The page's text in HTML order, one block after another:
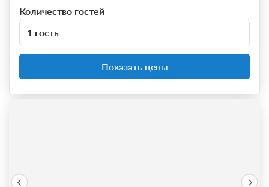
Количество гостей
1 гость
Показать цены